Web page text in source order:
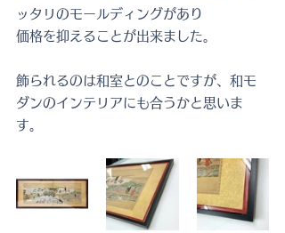
ッタリのモールディングがあり
価格を抑えることが出来ました。
飾られるのは和室とのことですが、和モ
ダンのインテリアにも合うかと思いま
す。